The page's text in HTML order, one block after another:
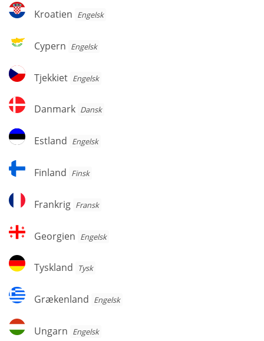
Kroatien
Kroatien Engelsk
Cypern
Cypern Engelsk
Tjekkiet
Tjekkiet Engelsk
Danmark
Danmark Dansk
Estland
Estland Engelsk
Finland
Finland Finsk
Frankrig
Frankrig Fransk
Georgien
Georgien Engelsk
Tyskland
Tyskland Tysk
Grækenland
Grækenland Engelsk
Ungarn
Ungarn Engelsk